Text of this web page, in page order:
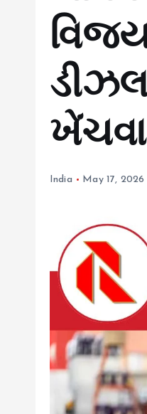
India May 17, 2026